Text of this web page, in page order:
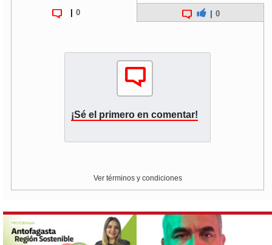
0 0
¡Sé el primero en comentar!
Ver términos y condiciones